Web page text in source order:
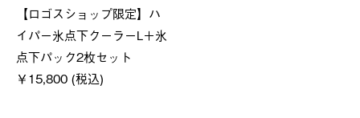
【ロゴスショップ限定】ハ
イパー氷点下クーラーL＋氷
点下パック2枚セット
￥15,800 (税込)